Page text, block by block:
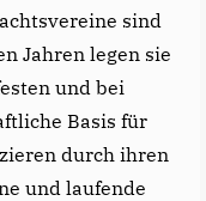
sind
Jahren legen sie
und bei
Basis für
durch ihren
und laufende